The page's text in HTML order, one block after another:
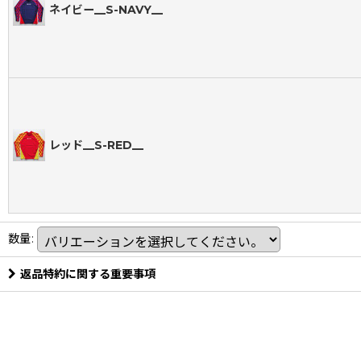
ネイビー__S-NAVY__
レッド__S-RED__
数量:
返品特約に関する重要事項